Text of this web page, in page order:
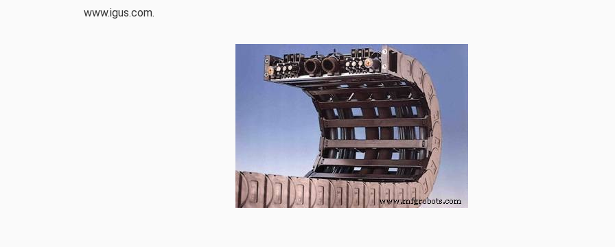
www.igus.com.